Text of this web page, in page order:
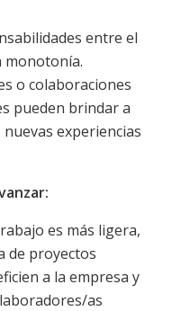
entre el
monotonía.
o colaboraciones
pueden brindar a
experiencias
es más ligera,
de proyectos
a la empresa y
as